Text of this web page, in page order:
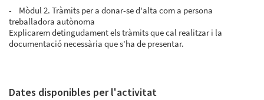
- Mòdul 2. Tràmits per a donar-se d'alta com a persona
treballadora autònoma
Explicarem detingudament els tràmits que cal realitzar i la
documentació necessària que s'ha de presentar.
Dates disponibles per l'activitat